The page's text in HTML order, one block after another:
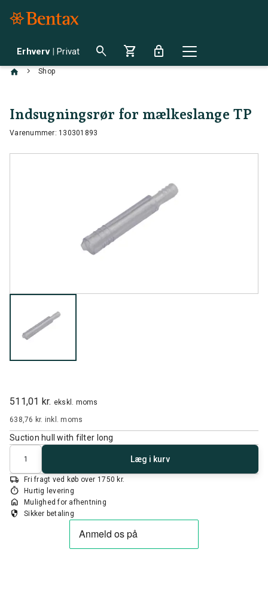
Erhverv | Privat search shopping_cart lock
chevron_right Shop
Indsugningsrør for mælkeslange TP
Varenummer: 130301893
511,01 kr. ekskl. moms
638,76 kr. inkl. moms
Suction hull with filter long
Antal
Læg i kurv
local_shipping Fri fragt ved køb over 1750 kr.
timer Hurtig levering
home Mulighed for afhentning
security Sikker betaling